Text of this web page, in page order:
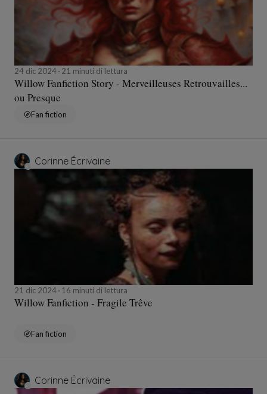
24 dic 2024 21 minuti di lettura
Willow Fanfiction Story - Merveilleuses Retrouvailles...
ou Presque
Fan fiction
Corinne Écrivaine
21 dic 2024 16 minuti di lettura
Willow Fanfiction - Fragile Trêve
Fan fiction
Corinne Écrivaine